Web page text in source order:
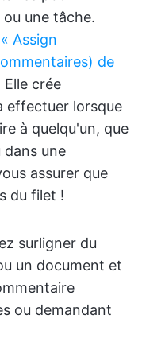
une tâche.
« Assign
de
crée
effectuer lorsque
à quelqu'un, que
une
assurer que
du filet !
surligner du
un document et
ou demandant